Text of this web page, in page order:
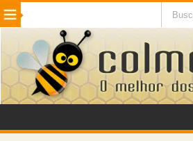
Beleza Cinema e TV
Internet Jogos NotÃ­cias
VeÃ­culos Adulto